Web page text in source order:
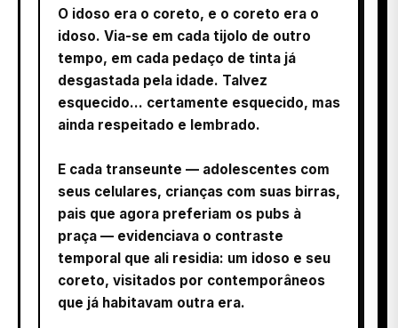
O idoso era o coreto, e o coreto era o
idoso. Via-se em cada tijolo de outro
tempo, em cada pedaço de tinta já
desgastada pela idade. Talvez
esquecido… certamente esquecido, mas
ainda respeitado e lembrado.
E cada transeunte — adolescentes com
seus celulares, crianças com suas birras,
pais que agora preferiam os pubs à
praça — evidenciava o contraste
temporal que ali residia: um idoso e seu
coreto, visitados por contemporâneos
que já habitavam outra era.